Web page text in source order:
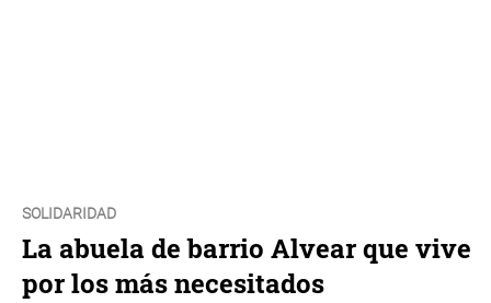
SOLIDARIDAD
La abuela de barrio Alvear que vive
por los más necesitados